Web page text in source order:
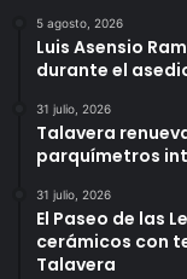
5 agosto, 2026
Luis Asensio
durante el
31 julio, 2026
Talavera
parquímetros
31 julio, 2026
El Paseo de las
cerámicos con
Talavera